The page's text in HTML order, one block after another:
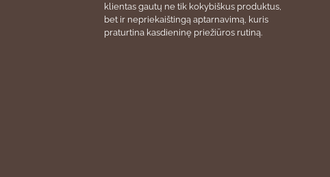
klientas gautų ne tik kokybiškus produktus,
bet ir nepriekaištingą aptarnavimą, kuris
praturtina kasdieninę priežiūros rutiną.